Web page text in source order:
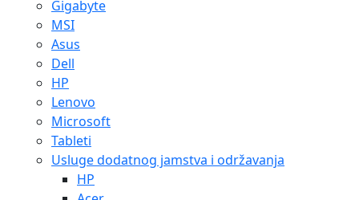
Gigabyte
MSI
Asus
Dell
HP
Lenovo
Microsoft
Tableti
Usluge dodatnog jamstva i održavanja
HP